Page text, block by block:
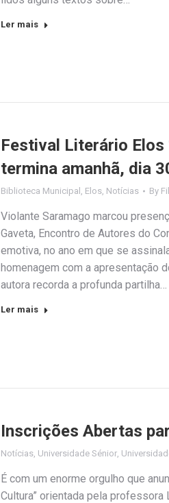
Ler mais
Festival Literário Elos
termina amanhã, dia
Biblioteca Municipal , Elos, Notícias By
Violante Saramago marcou
Gaveta, Encontro de Autores do
emotiva, no ano em que se
homenagem com a apresentação
autora recorda a profunda partilha…
Ler mais
Inscrições Abertas
Notícias Universidade Sénior
É com um enorme orgulho que
Cultura” orientada pela